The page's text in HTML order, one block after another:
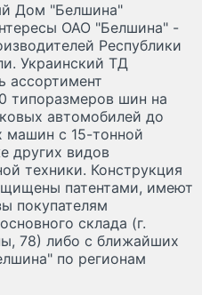
Дом "Белшина"
ОАО "Белшина" -
Республики
Украинский ТД
ассортимент
типоразмеров шин на
автомобилей до
машин с 15-тонной
других видов
техники. Конструкция
патентами, имеют
покупателям
склада (г.
78) либо с ближайших
по регионам